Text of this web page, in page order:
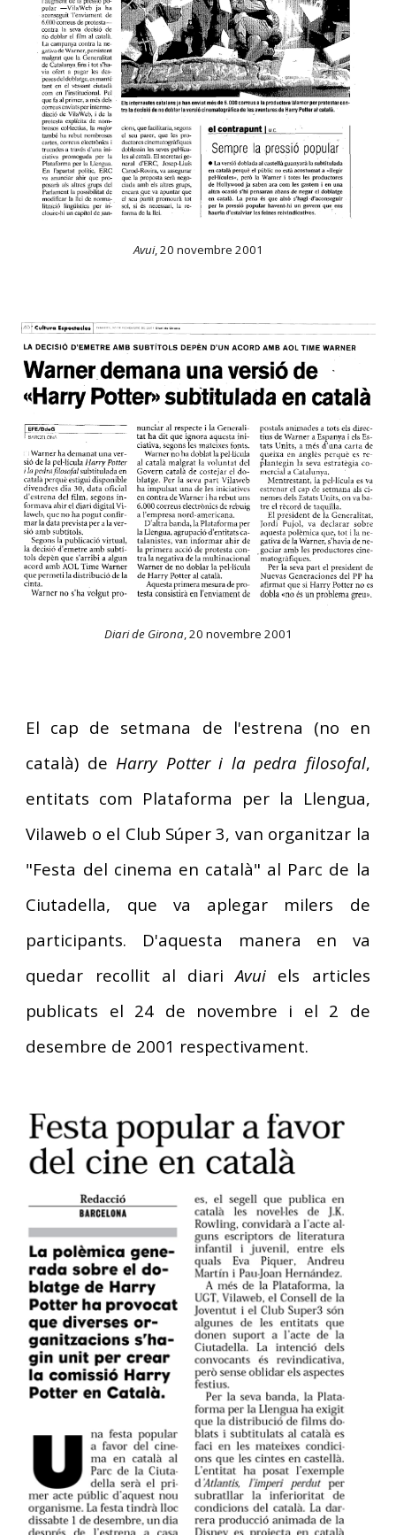
Avui, 20 novembre 2001
Diari de Girona,20 novembre 2001
El cap de setmana de l'estrena (no en
català) deHarry Potter i la pedra filosofal,
entitats com Plataforma per la Llengua,
Vilaweb o el Club Súper 3, van organitzar la
"Festa del cinema en català" al Parc de la
Ciutadella, que va aplegar milers de
participants. D'aquesta manera en va
quedar recollit al diariAvui els articles
publicats el 24 de novembre i el 2 de
desembre de 2001 respectivament.